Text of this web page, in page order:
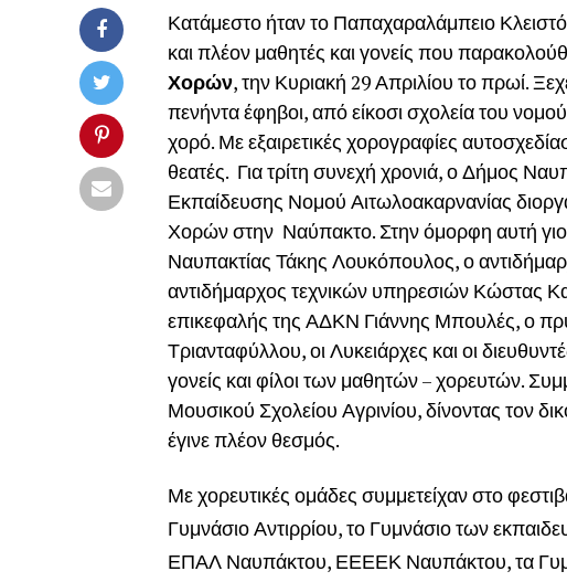
Κατάμεστο ήταν το Παπαχαραλάμπειο
και πλέον μαθητές και γονείς που
Χορών, την Κυριακή 29 Απριλίου το πρωί.
πενήντα έφηβοι, από είκοσι σχολεία του
χορό. Με εξαιρετικές χορογραφίες
θεατές. Για τρίτη συνεχή χρονιά, ο Δήμος
Εκπαίδευσης Νομού Αιτωλοακαρνανίας
Χορών στην Ναύπακτο. Στην όμορφη αυτή
Ναυπακτίας Τάκης Λουκόπουλος, ο
αντιδήμαρχος τεχνικών υπηρεσιών Κώστας
επικεφαλής της ΑΔΚΝ Γιάννης Μπουλές, ο
Τριανταφύλλου, οι Λυκειάρχες και οι
γονείς και φίλοι των μαθητών – χορευτών.
Μουσικού Σχολείου Αγρινίου, δίνοντας τον
έγινε πλέον θεσμός.
Με χορευτικές ομάδες συμμετείχαν στο
Γυμνάσιο Αντιρρίου, το Γυμνάσιο των
ΕΠΑΛ Ναυπάκτου, ΕΕΕΕΚ Ναυπάκτου, τα